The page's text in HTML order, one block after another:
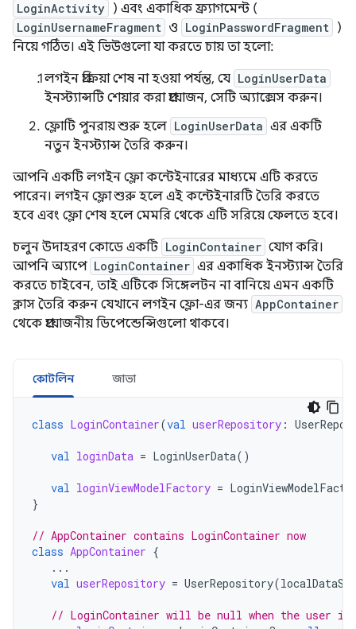
LoginActivity ) এবং একাধিক ফ্র্যাগমেন্ট (
LoginUsernameFragment ও LoginPasswordFragment )
নিয়ে গঠিত। এই ভিউগুলো যা করতে চায় তা হলো:
লগইন প্রক্রিয়া শেষ না হওয়া পর্যন্ত, যে LoginUserData
ইনস্ট্যান্সটি শেয়ার করা প্রয়োজন, সেটি অ্যাক্সেস করুন।
ফ্লোটি পুনরায় শুরু হলে LoginUserData এর একটি
নতুন ইনস্ট্যান্স তৈরি করুন।
আপনি একটি লগইন ফ্লো কন্টেইনারের মাধ্যমে এটি করতে
পারেন। লগইন ফ্লো শুরু হলে এই কন্টেইনারটি তৈরি করতে
হবে এবং ফ্লো শেষ হলে মেমরি থেকে এটি সরিয়ে ফেলতে হবে।
চলুন উদাহরণ কোডে একটি LoginContainer যোগ করি।
আপনি অ্যাপে LoginContainer এর একাধিক ইনস্ট্যান্স তৈরি
করতে চাইবেন, তাই এটিকে সিঙ্গেলটন না বানিয়ে এমন একটি
ক্লাস তৈরি করুন যেখানে লগইন ফ্লো-এর জন্য AppContainer
থেকে প্রয়োজনীয় ডিপেন্ডেন্সিগুলো থাকবে।
কোটলিন জাভা
class LoginContainer(val userRepository :
val loginData = LoginUserData()
val loginViewModelFactory =
}
// AppContainer contains LoginContainer now
class AppContainer {
...
val userRepository = UserRepository(
// LoginContainer will be null when the user is